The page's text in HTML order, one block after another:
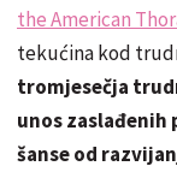
the American
tekućina kod
tromjesečja
unos zaslađenih
šanse od